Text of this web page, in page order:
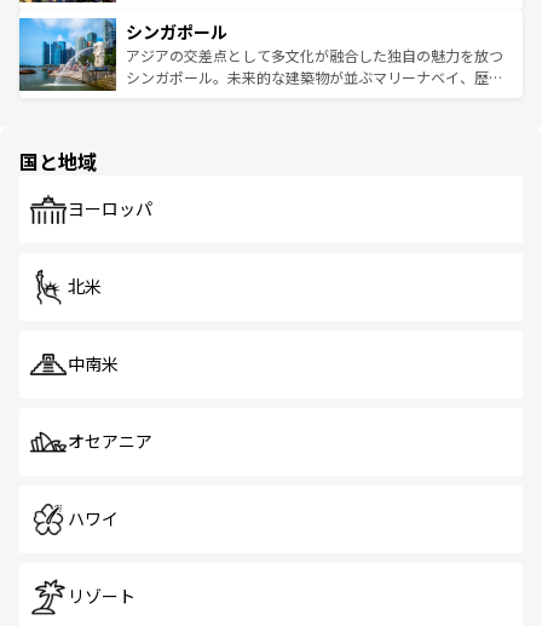
参照してほしい。
激する。気候は一年中温暖で、どの季節にも異なる楽しみ
が待っている。親しみやすいタイの人々、仏教を中心とし
た文化、そして多様な観光資源が、訪れる旅人を魅了し続
み、どこを訪れても感動するはず。観光スポットが密集し
ており、効率よく見どころを回れるのも魅力。息をのむよ
うな絶景から文化的な体験まで、香港を存分に楽しみ尽く
シンガポール
アジアの交差点として多文化が融合した独自の魅力を放つ
シンガポール。未来的な建築物が並ぶマリーナベイ、歴史
で、ホーカーズは地元の風情を楽しめる外せないスポット
国と地域
ヨーロッパ
北米
中南米
オセアニア
ハワイ
リゾート